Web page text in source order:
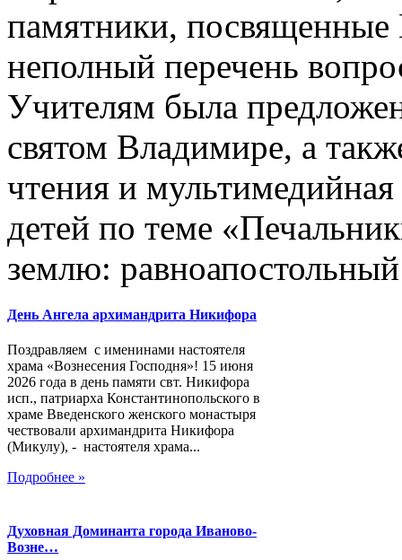
памятники,
неполный перечень
Учителям была
святом Владимире, а
чтения и мультимедийная
детей по теме
землю:
День Ангела архимандрита Никифора
Поздравляем с именинами настоятеля
храма «Вознесения Господня»! 15 июня
2026 года в день памяти свт. Никифора
исп., патриарха Константинопольского в
храме Введенского женского монастыря
чествовали архимандрита Никифора
(Микулу), - настоятеля храма...
Подробнее »
Духовная Доминанта города Иваново-
Возне…